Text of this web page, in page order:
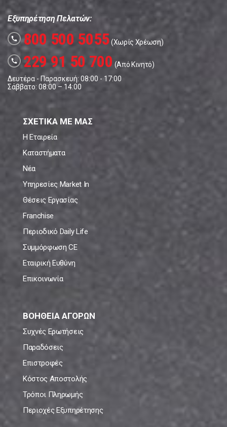
Εξυπηρέτηση Πελατών:
call 800 500 5055(Χωρίς Χρέωση)
call 229 91 50 700 (Από Κινητό)
Δευτέρα - Παρασκευή: 08:00 - 17:00
Σάββατο: 08:00 – 14:00
ΣΧΕΤΙΚΑ ΜΕ ΜΑΣ
Η Εταιρεία
Καταστήματα
Νέα
Υπηρεσίες Market In
Θέσεις Εργασίας
Franchise
Περιοδικό Daily Life
Συμμόρφωση CE
Εταιρική Ευθύνη
Επικοινωνία
ΒΟΗΘΕΙΑ ΑΓΟΡΩΝ
Συχνές Ερωτήσεις
Παραδόσεις
Επιστροφές
Κόστος Αποστολής
Τρόποι Πληρωμής
Περιοχές Εξυπηρέτησης